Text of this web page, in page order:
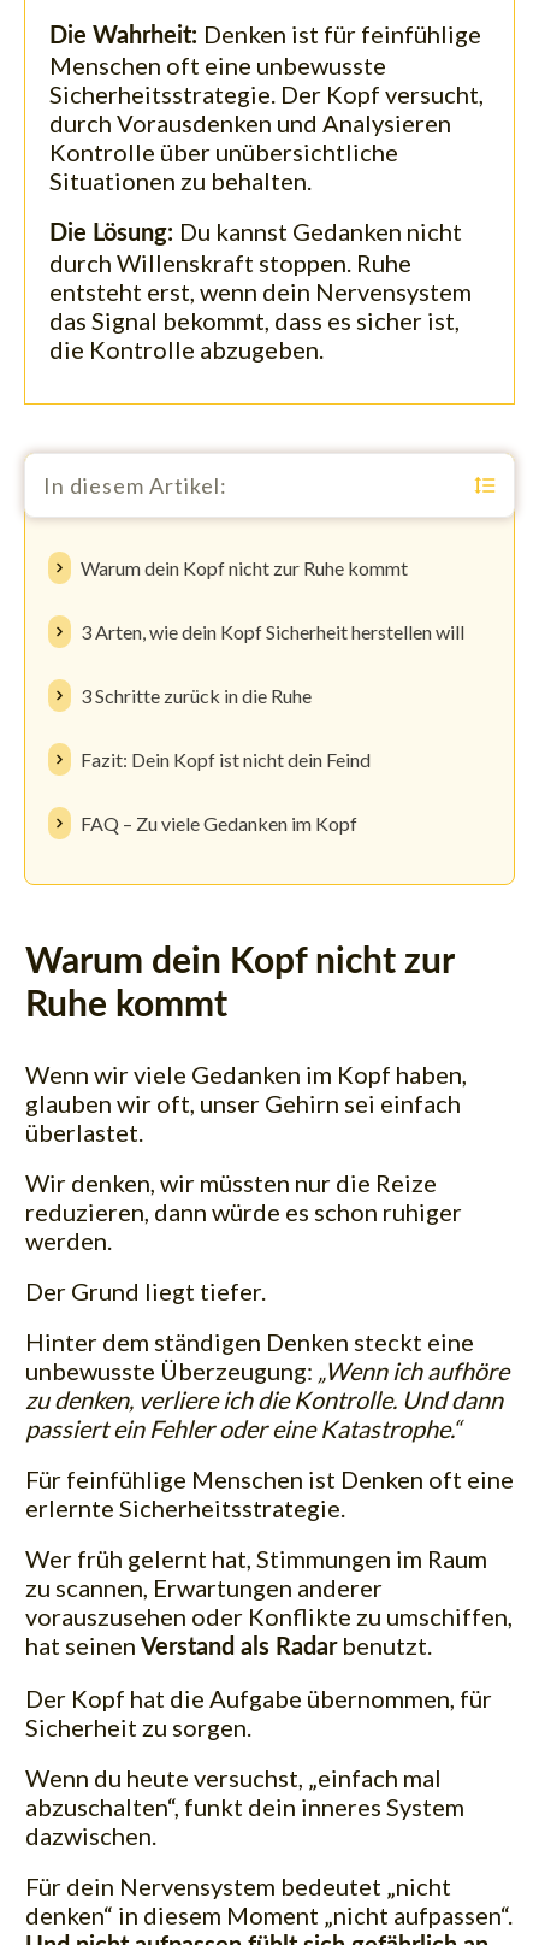
Die Wahrheit: Denken ist für feinfühlige
Menschen oft eine unbewusste
Sicherheitsstrategie. Der Kopf versucht,
durch Vorausdenken und Analysieren
Kontrolle über unübersichtliche
Situationen zu behalten.
Die Lösung: Du kannst Gedanken nicht
durch Willenskraft stoppen. Ruhe
entsteht erst, wenn dein Nervensystem
das Signal bekommt, dass es sicher ist,
die Kontrolle abzugeben.
In diesem Artikel:
Warum dein Kopf nicht zur Ruhe kommt
3 Arten, wie dein Kopf Sicherheit herstellen will
3 Schritte zurück in die Ruhe
Fazit: Dein Kopf ist nicht dein Feind
FAQ – Zu viele Gedanken im Kopf
Warum dein Kopf nicht zur
Ruhe kommt
Wenn wir viele Gedanken im Kopf haben,
glauben wir oft, unser Gehirn sei einfach
überlastet.
Wir denken, wir müssten nur die Reize
reduzieren, dann würde es schon ruhiger
werden.
Der Grund liegt tiefer.
Hinter dem ständigen Denken steckt eine
unbewusste Überzeugung: „Wenn ich aufhöre
zu denken, verliere ich die Kontrolle. Und dann
passiert ein Fehler oder eine Katastrophe.“
Für feinfühlige Menschen ist Denken oft eine
erlernte Sicherheitsstrategie.
Wer früh gelernt hat, Stimmungen im Raum
zu scannen, Erwartungen anderer
vorauszusehen oder Konflikte zu umschiffen,
hat seinen Verstand als Radarbenutzt.
Der Kopf hat die Aufgabe übernommen, für
Sicherheit zu sorgen.
Wenn du heute versuchst, „einfach mal
abzuschalten“, funkt dein inneres System
dazwischen.
Für dein Nervensystem bedeutet „nicht
denken“ in diesem Moment „nicht aufpassen“.